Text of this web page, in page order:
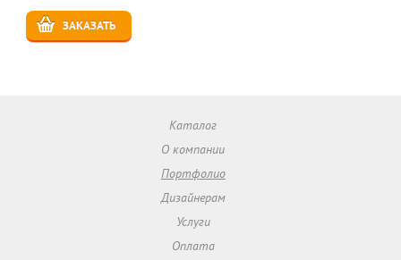
ЗАКАЗАТЬ
Каталог
О компании
Портфолио
Дизайнерам
Услуги
Оплата